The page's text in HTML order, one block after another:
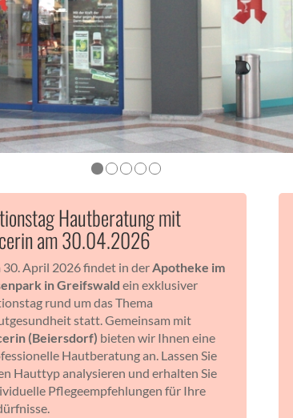
Hautberatung mit
am 30.04.2026
30. April 2026 findet in derApotheke im
in Greifswald ein exklusiver
rund um das Thema
statt. Gemeinsam mit
(Beiersdorf) bieten wir Ihnen eine
Hautberatung an. Lassen Sie
Hauttyp analysieren und erhalten Sie
Pflegeempfehlungen für Ihre